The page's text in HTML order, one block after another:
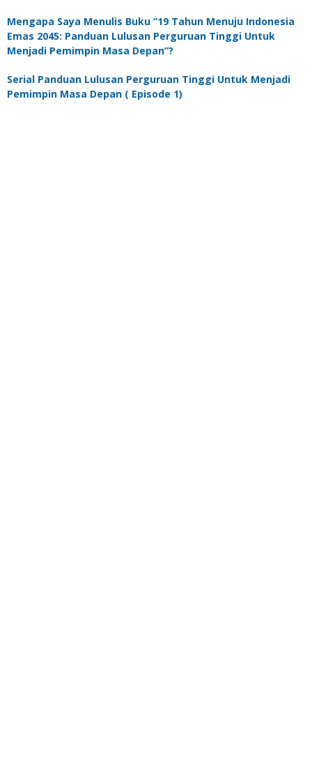
Mengapa Saya Menulis Buku “19 Tahun Menuju Indonesia
Emas 2045: Panduan Lulusan Perguruan Tinggi Untuk
Menjadi Pemimpin Masa Depan”?
Serial Panduan Lulusan Perguruan Tinggi Untuk Menjadi
Pemimpin Masa Depan ( Episode 1)